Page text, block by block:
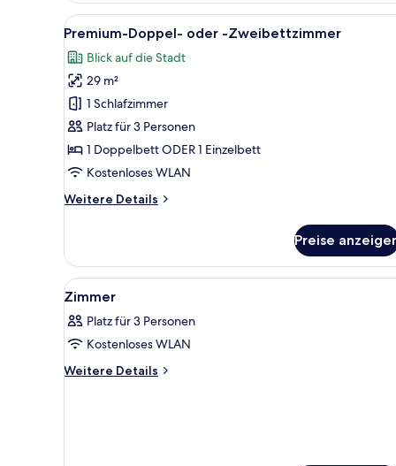
Zweibettzimmer
Alle
Fotos
für
Premium-
Doppel-
oder
-
Zweibettzimmer
Minibar, Zimmersafe,
6
Premium-Doppel- oder -Zweibettzimmer
Blick auf die Stadt
29 m²
1 Schlafzimmer
Platz für 3 Personen
1 Doppelbett ODER 1 Einzelbett
Kostenloses WLAN
Weitere Details
Weitere
Doppel-
oder
-
Preise
Alle
Fotos
für
Zimmer
anzeigen
Ein Hotelzimmer mit einem
5
Zimmer
Platz für 3 Personen
Kostenloses WLAN
Weitere Details
Weitere